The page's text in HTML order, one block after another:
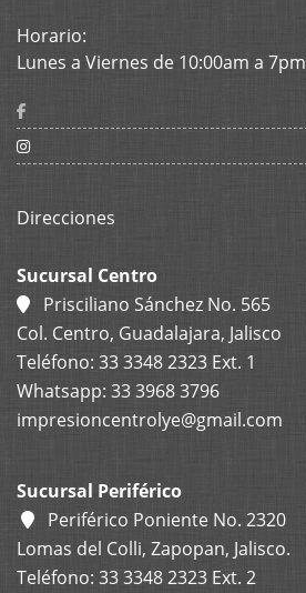
Horario:
Lunes a Viernes de 10:00am a 7pm
Direcciones
Sucursal Centro
Prisciliano Sánchez No. 565
Col. Centro, Guadalajara, Jalisco
Teléfono: 33 3348 2323 Ext. 1
Whatsapp: 33 3968 3796
impresioncentrolye@gmail.com
Sucursal Periférico
Periférico Poniente No. 2320
Lomas del Colli, Zapopan, Jalisco.
Teléfono: 33 3348 2323 Ext. 2